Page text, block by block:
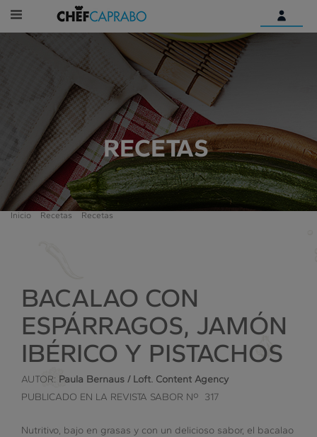
Identifícate
¿Aún no tienes una cuenta
digital?
Empieza aquí
RECETAS
Inicio Recetas Recetas
BACALAO CON
ESPÁRRAGOS, JAMÓN
IBÉRICO Y PISTACHOS
AUTOR: Paula Bernaus / Loft. Content Agency
PUBLICADO EN LA REVISTA SABOR Nº 317
Nutritivo, bajo en grasas y con un delicioso sabor, el bacalao